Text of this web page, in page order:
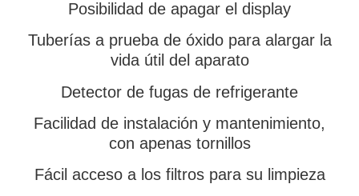
Posibilidad de apagar el display
Tuberías a prueba de óxido para alargar la
vida útil del aparato
Detector de fugas de refrigerante
Facilidad de instalación y mantenimiento,
con apenas tornillos
Fácil acceso a los filtros para su limpieza